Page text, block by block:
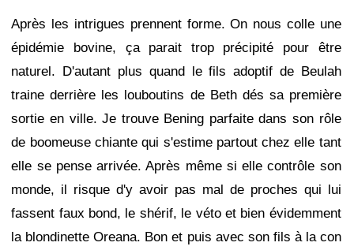
Après les intrigues prennent forme. On nous colle une
épidémie bovine, ça parait trop précipité pour être
naturel. D'autant plus quand le fils adoptif de Beulah
traine derrière les louboutins de Beth dés sa première
sortie en ville. Je trouve Bening parfaite dans son rôle
de boomeuse chiante qui s'estime partout chez elle tant
elle se pense arrivée. Après même si elle contrôle son
monde, il risque d'y avoir pas mal de proches qui lui
fassent faux bond, le shérif, le véto et bien évidemment
la blondinette Oreana. Bon et puis avec son fils à la con